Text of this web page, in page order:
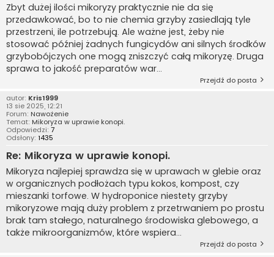
Zbyt dużej ilości mikoryzy praktycznie nie da się
przedawkować, bo to nie chemia grzyby zasiedlają tyle
przestrzeni, ile potrzebują. Ale ważne jest, żeby nie
stosować później żadnych fungicydów ani silnych środków
grzybobójczych one mogą zniszczyć całą mikoryzę. Druga
sprawa to jakość preparatów war...
Przejdź do posta
autor: Kris1999
13 sie 2025, 12:21
Forum: Nawożenie
Temat: Mikoryza w uprawie konopi.
Odpowiedzi: 7
Odsłony: 1435
Re: Mikoryza w uprawie konopi.
Mikoryza najlepiej sprawdza się w uprawach w glebie oraz
w organicznych podłożach typu kokos, kompost, czy
mieszanki torfowe. W hydroponice niestety grzyby
mikoryzowe mają duży problem z przetrwaniem po prostu
brak tam stałego, naturalnego środowiska glebowego, a
także mikroorganizmów, które wspiera...
Przejdź do posta